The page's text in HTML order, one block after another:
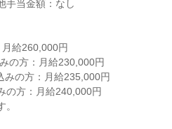
手当金額：なし
給260,000円
の方：月給230,000円
みの方：月給235,000円
の方：月給240,000円